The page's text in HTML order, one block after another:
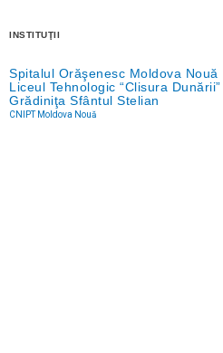
INSTITUŢII
Spitalul Orăşenesc Moldova Nouă
Liceul Tehnologic “Clisura Dunării”
Grădiniţa Sfântul Stelian
CNIPT Moldova Nouă